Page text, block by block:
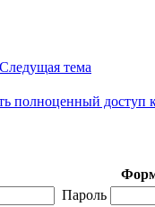
Следущая тема
полноценный доступ
Пароль